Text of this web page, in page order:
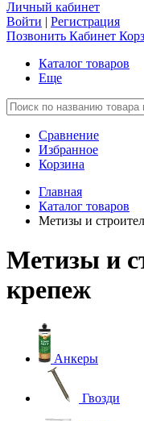
Личный кабинет
Войти | Регистрация
Позвонить Кабинет
Каталог товаров
Еще
Сравнение
Избранное
Корзина
Главная
Каталог товаров
Метизы и
Метизы и
крепеж
Анкеры
Гвозди